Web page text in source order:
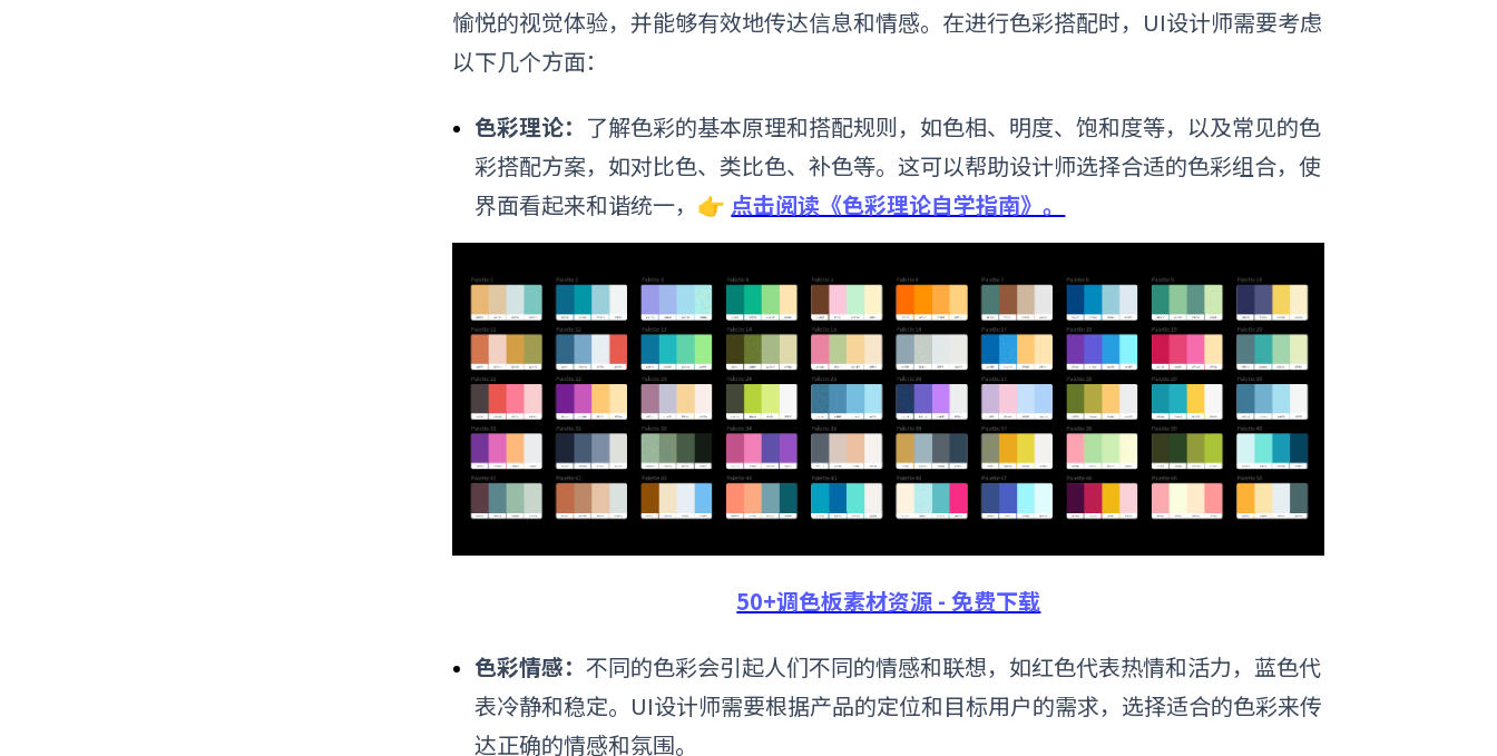
愉悦的视觉体验，并能够有效地传达信息和情感。在进行色彩搭配时，UI设计师需要考虑
以下几个方面：
色彩理论： 了解色彩的基本原理和搭配规则，如色相、明度、饱和度等，以及常见的色
彩搭配方案，如对比色、类比色、补色等。这可以帮助设计师选择合适的色彩组合，使
界面看起来和谐统一， 👉 点击阅读《色彩理论自学指南》。
50+调色板素材资源 - 免费下载
色彩情感：不同的色彩会引起人们不同的情感和联想，如红色代表热情和活力，蓝色代
表冷静和稳定。UI设计师需要根据产品的定位和目标用户的需求，选择适合的色彩来传
达正确的情感和氛围。